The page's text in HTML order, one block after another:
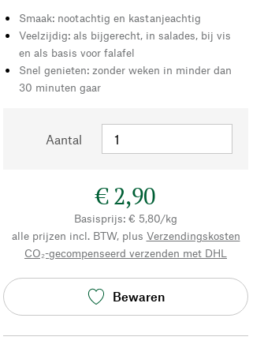
Smaak: nootachtig en kastanjeachtig
Veelzijdig: als bijgerecht, in salades, bij vis
en als basis voor falafel
Snel genieten: zonder weken in minder dan
30 minuten gaar
Aantal
€ 2,90
Basisprijs: € 5,80/kg
alle prijzen incl. BTW, plus Verzendingskosten
CO₂-gecompenseerd verzenden met DHL
Bewaren